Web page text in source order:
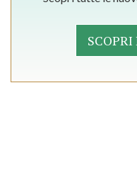
SCOPRI